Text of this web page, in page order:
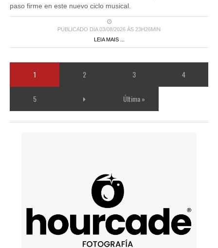
paso firme en este nuevo ciclo musical.
PUBLICADO DIA 03/08/2026 ÀS 23H26MIN
LEIA MAIS ...
1 2 3 4
5 Última »